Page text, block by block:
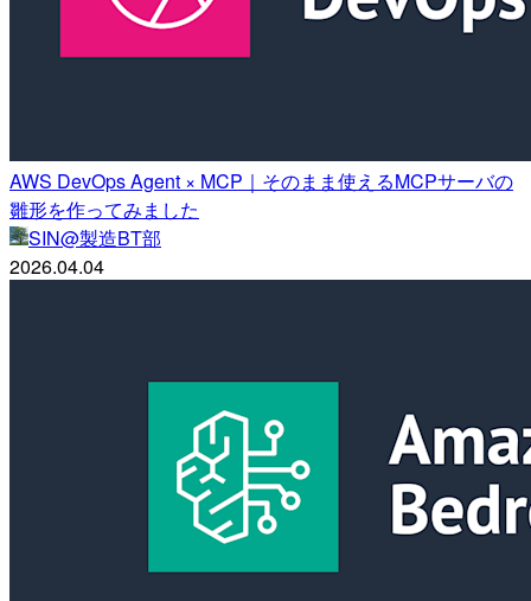
AWS DevOps Agent × MCP｜そのまま使えるMCPサーバの
雛形を作ってみました
SIN@製造BT部
2026.04.04